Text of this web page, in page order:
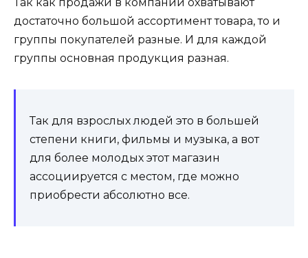
достаточно большой ассортимент товара, то и
группы покупателей разные. И для каждой
группы основная продукция разная.
Так для взрослых людей это в большей
степени книги, фильмы и музыка, а вот
для более молодых этот магазин
ассоциируется с местом, где можно
приобрести абсолютно все.